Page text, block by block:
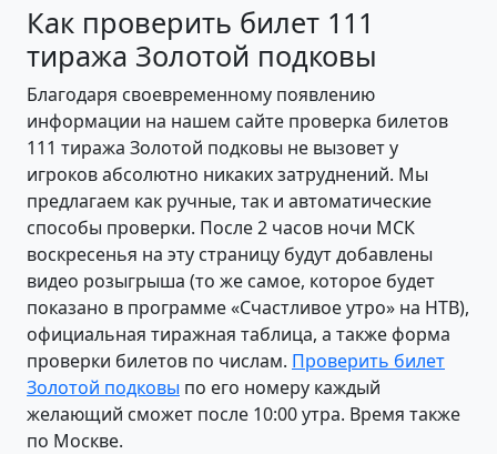
Как проверить билет 111
тиража Золотой подковы
Благодаря своевременному появлению
информации на нашем сайте проверка билетов
111 тиража Золотой подковы не вызовет у
игроков абсолютно никаких затруднений. Мы
предлагаем как ручные, так и автоматические
способы проверки. После 2 часов ночи МСК
воскресенья на эту страницу будут добавлены
видео розыгрыша (то же самое, которое будет
показано в программе «Счастливое утро» на НТВ),
официальная тиражная таблица, а также форма
проверки билетов по числам. Проверить билет
Золотой подковы по его номеру каждый
желающий сможет после 10:00 утра. Время также
по Москве.